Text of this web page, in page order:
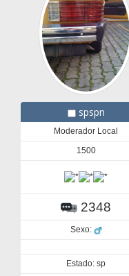
spspn
Moderador Local
1500
2348
Sexo:
Estado: sp